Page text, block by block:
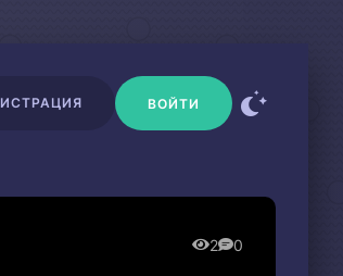
ВОЙТИ
2 0